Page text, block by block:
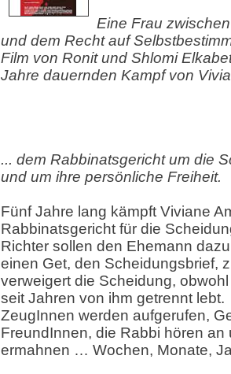
Eine Frau
und dem Recht auf
Film von Ronit und Shlomi
Jahre dauernden Kampf von
... dem Rabbinatsgericht um die
und um ihre persönliche Freiheit.
Fünf Jahre lang kämpft Viviane
Rabbinatsgericht für die
Richter sollen den Ehemann
einen Get, den Scheidungsbrief,
verweigert die Scheidung,
seit Jahren von ihm getrennt lebt.
ZeugInnen werden aufgerufen,
FreundInnen, die Rabbi hören an
ermahnen … Wochen, Monate,